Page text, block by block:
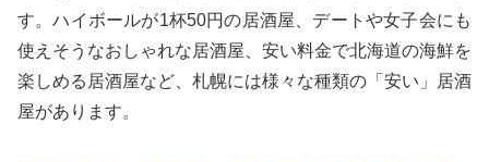
す。ハイボールが1杯50円の居酒屋、デートや女子会にも
使えそうなおしゃれな居酒屋、安い料金で北海道の海鮮を
楽しめる居酒屋など、札幌には様々な種類の「安い」居酒
屋があります。